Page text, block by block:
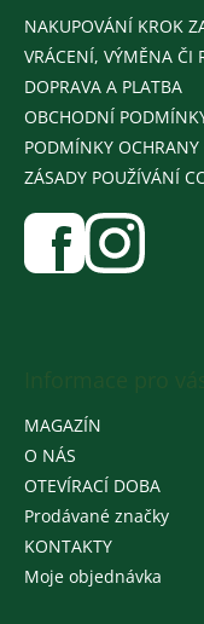
NAKUPOVÁNÍ KROK
VRÁCENÍ, VÝMĚNA ČI
DOPRAVA A PLATBA
OBCHODNÍ
PODMÍNKY
ZÁSADY POUŽÍVÁNÍ
MAGAZÍN
O NÁS
OTEVÍRACÍ DOBA
Prodávané značky
KONTAKTY
Moje objednávka